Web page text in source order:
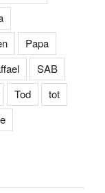
Papa
SAB
Tod
tot